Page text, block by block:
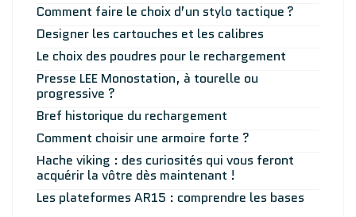
Comment faire le choix d’un stylo tactique ?
Designer les cartouches et les calibres
Le choix des poudres pour le rechargement
Presse LEE Monostation, à tourelle ou
progressive ?
Bref historique du rechargement
Comment choisir une armoire forte ?
Hache viking : des curiosités qui vous feront
acquérir la vôtre dès maintenant !
Les plateformes AR15 : comprendre les bases